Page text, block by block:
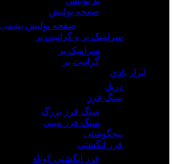
صفحه پولیش
صفحه پولیش پشمی
سرامیک بر و گرانیت بر
سرامیک بر
گرانیت بر
ابزار بادی
دریل
سنگ فرز
سنگ فرز بزرگ
سنگ فرز مینی
پیچگوشتی
فرز انگشتی
فرز انگشتی کوتاه